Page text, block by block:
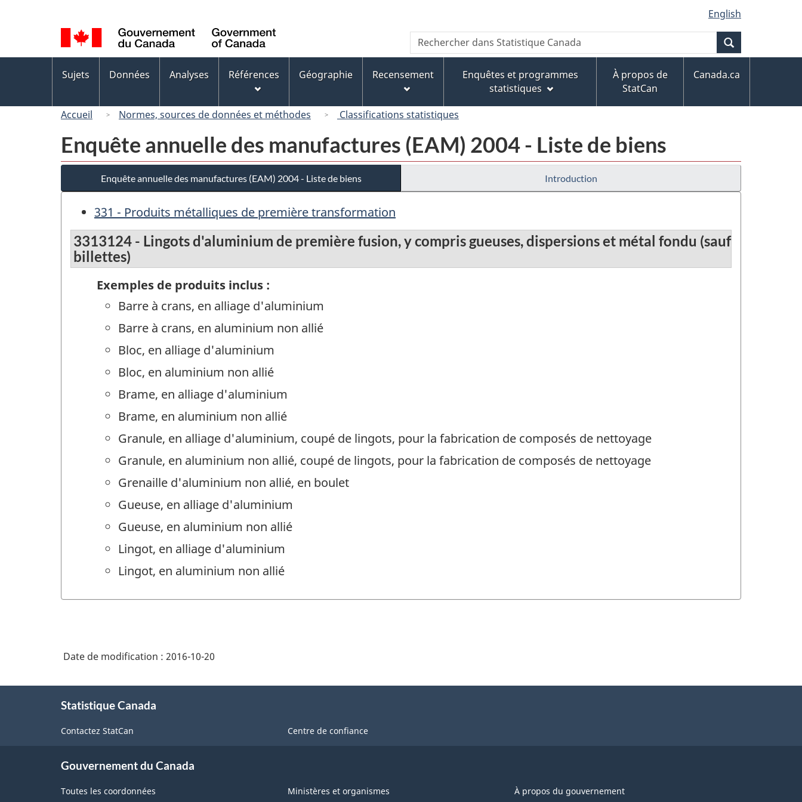
au
contenu
principal
« À
propos
de
ce
version
HTML
simplifiée
de
la
langue
English
Canada
Recherche
Rechercher
dans
Canada
des
Sujets Données Analyses Références Géographie Recensement
Enquêtes et programmes
statistiques
À propos de
StatCan
Canada.ca
Accueil Normes, sources de données et méthodes Classifications statistiques
Enquête annuelle des manufactures (EAM) 2004 - Liste de biens
Enquête annuelle des manufactures (EAM) 2004 - Liste de biens Introduction
331 - Produits métalliques de première transformation
3313124 - Lingots d'aluminium de première fusion, y compris gueuses, dispersions et métal fondu (sauf
billettes)
Exemples de produits inclus :
Barre à crans, en alliage d'aluminium
Barre à crans, en aluminium non allié
Bloc, en alliage d'aluminium
Bloc, en aluminium non allié
Brame, en alliage d'aluminium
Brame, en aluminium non allié
Granule, en alliage d'aluminium, coupé de lingots, pour la fabrication de composés de nettoyage
Granule, en aluminium non allié, coupé de lingots, pour la fabrication de composés de nettoyage
Grenaille d'aluminium non allié, en boulet
Gueuse, en alliage d'aluminium
Gueuse, en aluminium non allié
Lingot, en alliage d'aluminium
Lingot, en aluminium non allié
Date de modification : 2016-10-20
Statistique Canada
Contactez StatCan Centre de confiance
Gouvernement du Canada
Toutes les coordonnées Ministères et organismes À propos du gouvernement